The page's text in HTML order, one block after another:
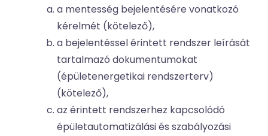
a mentesség bejelentésére vonatkozó
kérelmét (kötelező),
a bejelentéssel érintett rendszer leírását
tartalmazó dokumentumokat
(épületenergetikai rendszerterv)
(kötelező),
az érintett rendszerhez kapcsolódó
épületautomatizálási és szabályozási